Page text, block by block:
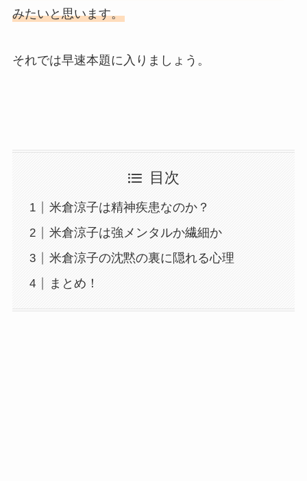
みたいと思います。
それでは早速本題に入りましょう。
目次
米倉涼子は精神疾患なのか？
米倉涼子は強メンタルか繊細か
米倉涼子の沈黙の裏に隠れる心理
まとめ！